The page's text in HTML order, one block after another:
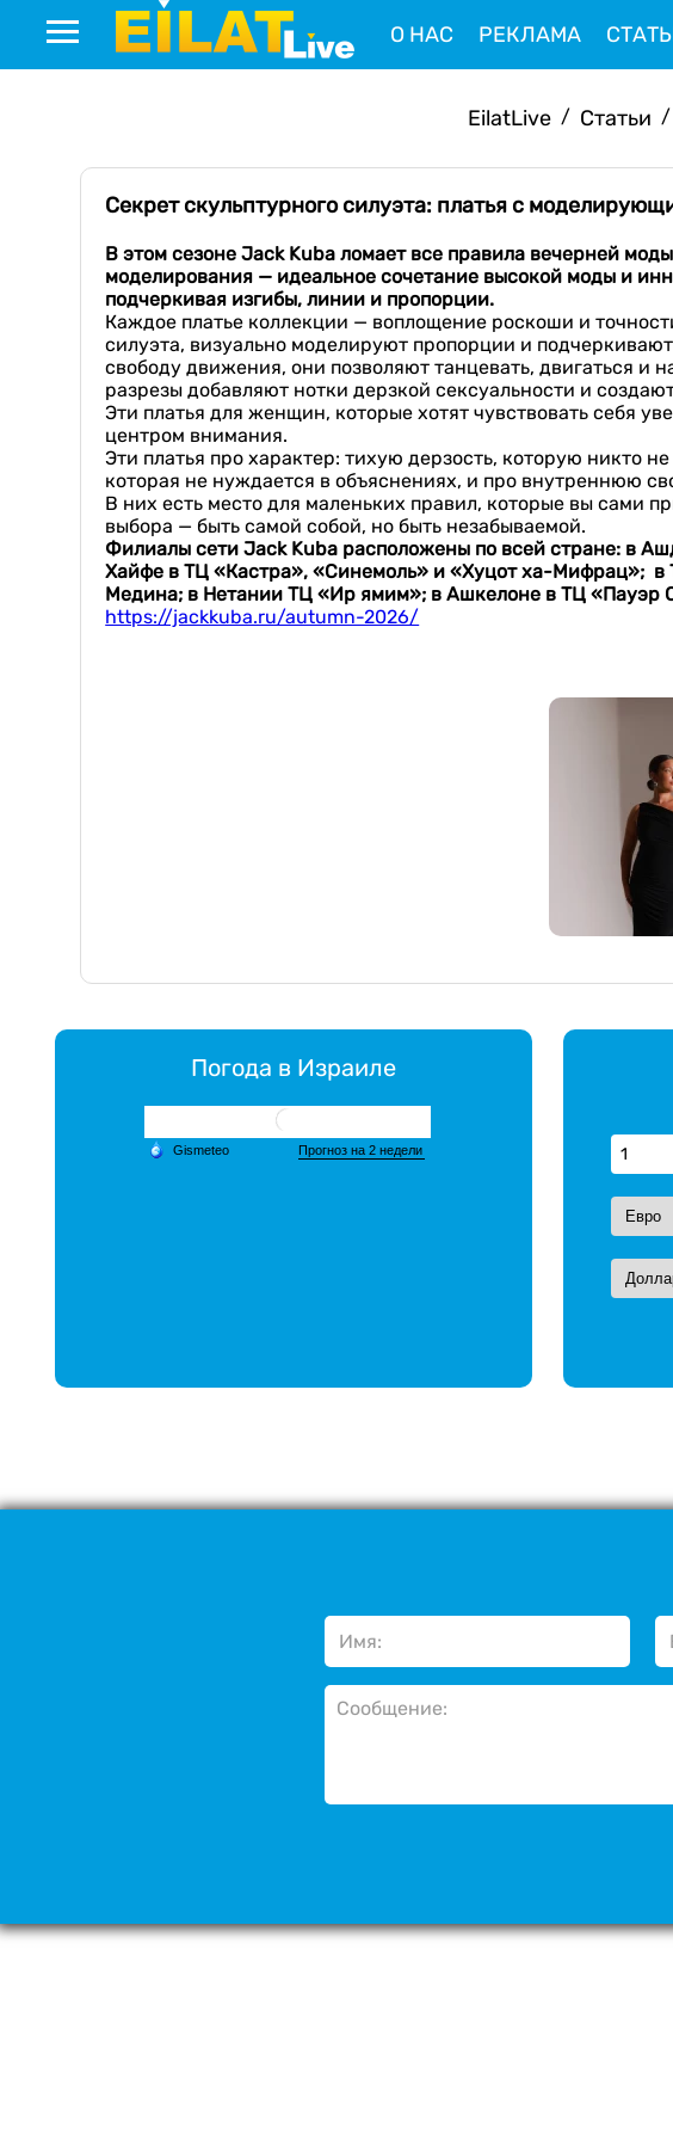
О НАС РЕКЛАМА
EilatLive / Статьи /
Секрет скульптурного силуэта: платья с
В этом сезонеJack Kuba ломает все правила вечерней
моделирования — идеальное сочетание высокой моды и
подчеркивая изгибы, линии и пропорции.
Каждое платье коллекции — воплощение роскоши и
силуэта, визуально моделируют пропорции и
свободу движения, они позволяют танцевать, двигаться
разрезы добавляют нотки дерзкой сексуальности и
Эти платья для женщин, которые хотят чувствовать себя
центром внимания.
Эти платья про характер: тихую дерзость, которую никто
которая не нуждается в объяснениях, и про внутреннюю
В них есть место для маленьких правил, которые вы сами
выбора — быть самой собой, но быть незабываемой.
Филиалы сети Jack Kuba расположены по всей стране: в
Хайфе в ТЦ «Кастра», «Синемоль» и «Хуцот ха-Мифрац»;
Медина; в Нетании ТЦ «Ир ямим»; в Ашкелоне в ТЦ «Пауэр
https://jackkuba.ru/autumn-2026/
Погода в Израиле